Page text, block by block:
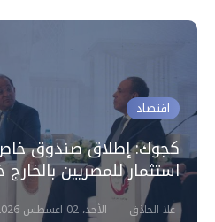
اقتصاد
كجوك: إطلاق صندوق
استثمار للمصريين
علا الحاذق الأحد، 02 اغسطس 2026 03:01 م